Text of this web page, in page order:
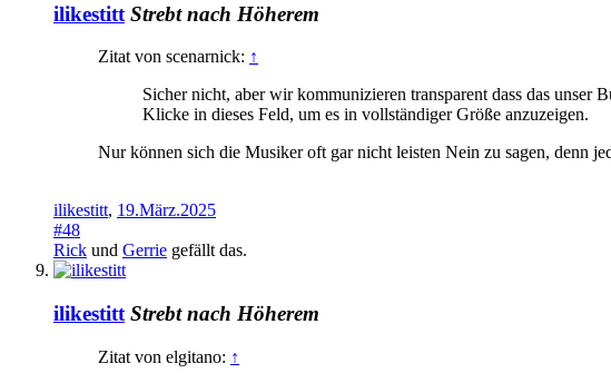
ilikestitt Strebt nach Höherem
Zitat von scenarnick: ↑
Sicher nicht, aber wir kommunizieren transparent dass das unser
Klicke in dieses Feld, um es in vollständiger Größe anzuzeigen.
Nur können sich die Musiker oft gar nicht leisten Nein zu sagen, denn
ilikestitt, 19.März.2025
#48
Rick und Gerrie gefällt das.
ilikestitt Strebt nach Höherem
Zitat von elgitano: ↑